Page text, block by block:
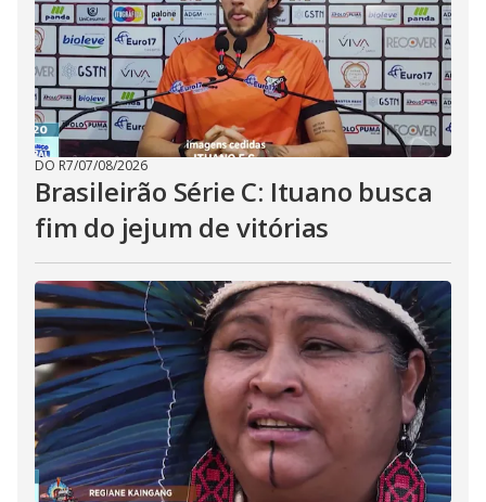
DO R7/07/08/2026
Brasileirão Série C: Ituano busca
fim do jejum de vitórias